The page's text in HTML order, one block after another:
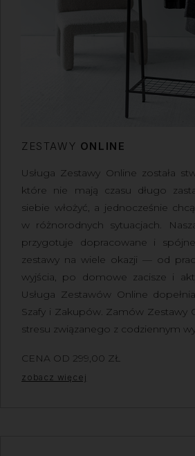
ZESTAWY ONLINE
Usługa Zestawy Online została
które nie mają czasu długo
siebie włożyć, a jednocześnie
w różnorodnych sytuacjach.
przygotuje dopracowane i
zestawy na wiele okazji — od
wyjścia, po domowe zacisze i
Usługa Zestawów Online
Szafy i Zakupów. Zamów Zestawy
stresu związanego z codziennym
CENA OD 299,00 ZŁ
zobacz więcej